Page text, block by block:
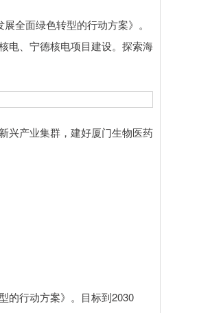
全面绿色转型的行动方案》。
电、宁德核电项目建设。探索海
产业集群，建好厦门生物医药
行动方案》。目标到2030